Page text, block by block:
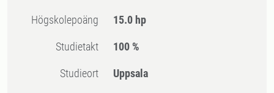
högskolepoäng 15.0 hp
Studietakt 100 %
Studieort Uppsala